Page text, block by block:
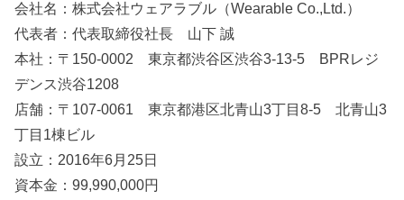
会社名：株式会社ウェアラブル（Wearable Co.,Ltd.）
代表者：代表取締役社長 山下 誠
本社：〒150-0002 東京都渋谷区渋谷3-13-5 BPRレジ
デンス渋谷1208
店舗：〒107-0061 東京都港区北青山3丁目8-5 北青山3
丁目1棟ビル
設立：2016年6月25日
資本金：99,990,000円